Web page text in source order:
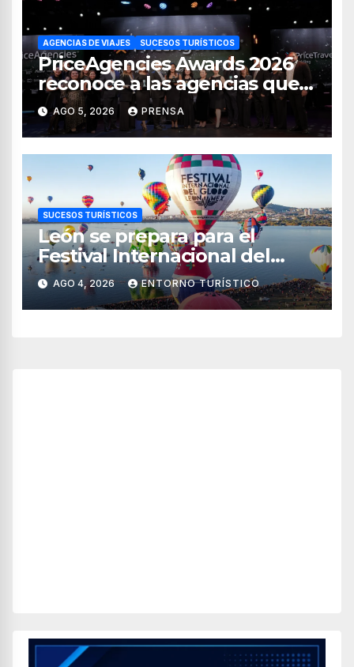
AGENCIAS DE VIAJES SUCESOS TURÍSTICOS
PriceAgencies Awards 2026
reconoce a las agencias que
impulsan el crecimiento del
turismo en México
AGO 5, 2026 PRENSA
SUCESOS TURÍSTICOS
León se prepara para el
Festival Internacional del
Globo 2026 con pilotos de 25
países
AGO 4, 2026 ENTORNO TURÍSTICO